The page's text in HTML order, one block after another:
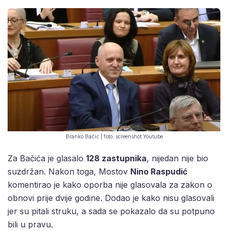
Branko Bačić | foto: screenshot Youtube
Za Bačića je glasalo 128 zastupnika, nijedan nije bio
suzdržan. Nakon toga, Mostov Nino Raspudić
komentirao je kako oporba nije glasovala za zakon o
obnovi prije dvije godine. Dodao je kako nisu glasovali
jer su pitali struku, a sada se pokazalo da su potpuno
bili u pravu.